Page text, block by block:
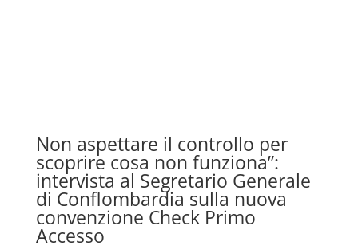
Non aspettare il controllo per
scoprire cosa non funziona”:
intervista al Segretario Generale
di Conflombardia sulla nuova
convenzione Check Primo
Accesso